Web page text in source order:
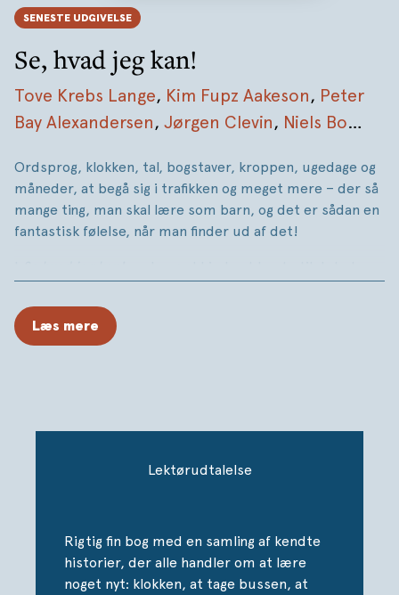
SENESTE UDGIVELSE
Se, hvad jeg kan!
Tove Krebs Lange, Kim Fupz Aakeson, Peter
Bay Alexandersen, Jørgen Clevin, Niels Bo
Anne Sofie Hammer,Bente Bech
Ordsprog, klokken, tal, bogstaver, kroppen, ugedage og
måneder, at begå sig i trafikken og meget mere – der så
mange ting, man skal lære som barn, og det er sådan en
fantastisk følelse, når man finder ud af det!
Sammen med historier om fx Jakob og Joakim og Villads
fra Valby er bogen fuld af sjov og let tilgængelig læring
Læs mere
Lektørudtalelse
Rigtig fin bog med en samling af kendte
historier, der alle handler om at lære
noget nyt: klokken, at tage bussen, at